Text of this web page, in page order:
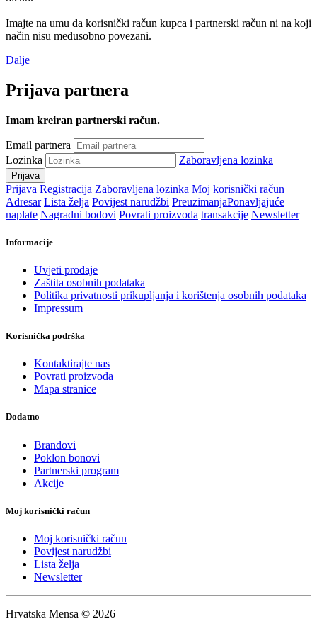
Imajte na umu da korisnički račun kupca i partnerski račun ni na koji
način nisu međusobno povezani.
Dalje
Prijava partnera
Imam kreiran partnerski račun.
Email partnera
Lozinka
Zaboravljena lozinka
Prijava Registracija Zaboravljena lozinka Moj korisnički račun
Adresar Lista želja Povijest narudžbi PreuzimanjaPonavljajuće
naplate Nagradni bodovi Povrati proizvoda transakcije Newsletter
Informacije
Uvjeti prodaje
Zaštita osobnih podataka
Politika privatnosti prikupljanja i korištenja osobnih podataka
Impressum
Korisnička podrška
Kontaktirajte nas
Povrati proizvoda
Mapa stranice
Dodatno
Brandovi
Poklon bonovi
Partnerski program
Akcije
Moj korisnički račun
Moj korisnički račun
Povijest narudžbi
Lista želja
Newsletter
Hrvatska Mensa © 2026